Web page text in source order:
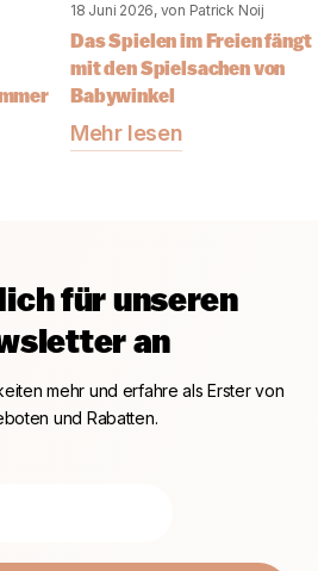
18 Juni 2026, von Patrick Noij
Das Spielen im Freien fängt
mit den Spielsachen von
Babywinkel
Mehr lesen
für unseren
an
mehr und erfahre als Erster von
und Rabatten.